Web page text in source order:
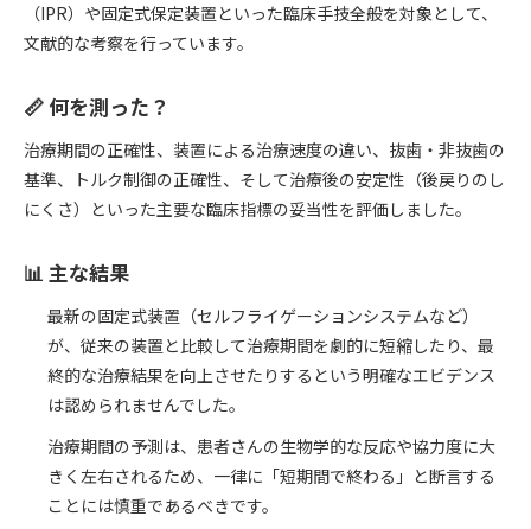
（IPR）や固定式保定装置といった臨床手技全般を対象として、
文献的な考察を行っています。
📏 何を測った？
治療期間の正確性、装置による治療速度の違い、抜歯・非抜歯の
基準、トルク制御の正確性、そして治療後の安定性（後戻りのし
にくさ）といった主要な臨床指標の妥当性を評価しました。
📊 主な結果
最新の固定式装置（セルフライゲーションシステムなど）
が、従来の装置と比較して治療期間を劇的に短縮したり、最
終的な治療結果を向上させたりするという明確なエビデンス
は認められませんでした。
治療期間の予測は、患者さんの生物学的な反応や協力度に大
きく左右されるため、一律に「短期間で終わる」と断言する
ことには慎重であるべきです。